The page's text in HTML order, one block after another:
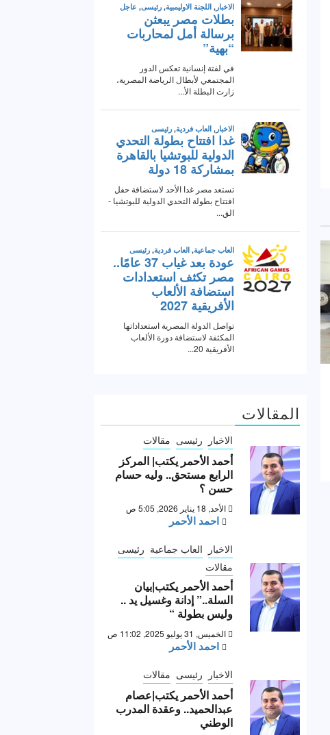
المقالات
الاخبار رئيسى مقالات
أحمد الأحمر يكتب| المركز
الرابع مستحق.. وليه حسام
حسن ؟
الأحد, 18 يناير 2026, 5:05 ص
احمد الأحمر
الاخبار العاب جماعية رئيسى
مقالات
أحمد الأحمر يكتب|بيان
السلة..” إدانة وغسيل يد ..
وليس بطولة “
الخميس, 31 يوليو 2025, 11:02 ص
احمد الأحمر
الاخبار رئيسى مقالات
أحمد الأحمر يكتب|عصام
عبدالحميد.. وعقدة المدرب
الوطني